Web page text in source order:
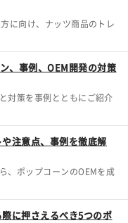
に向け、ナッツ商品のトレ
、事例、OEM開発の対策
対策を事例とともにご紹介
注意点、事例を徹底解
、ポップコーンのOEMを成
に押さえるべき5つのポ